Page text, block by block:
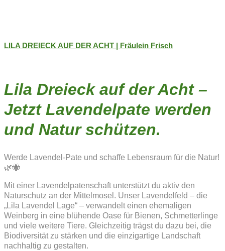
LILA DREIECK AUF DER ACHT | Fräulein Frisch
Lila Dreieck auf der Acht –
Jetzt Lavendelpate werden
und Natur schützen.
Werde Lavendel-Pate und schaffe Lebensraum für die Natur!
🌿🐝
Mit einer Lavendelpatenschaft unterstützt du aktiv den
Naturschutz an der Mittelmosel. Unser Lavendelfeld – die
„Lila Lavendel Lage“ – verwandelt einen ehemaligen
Weinberg in eine blühende Oase für Bienen, Schmetterlinge
und viele weitere Tiere. Gleichzeitig trägst du dazu bei, die
Biodiversität zu stärken und die einzigartige Landschaft
nachhaltig zu gestalten.